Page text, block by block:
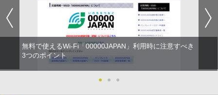
無料で使えるWi-Fi「00000JAPAN」利用時に注意すべき
3つのポイント
● ● ●